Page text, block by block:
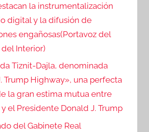
la instrumentalización
digital y la difusión de
engañosas(Portavoz del
Interior)
Tiznit-Dajla, denominada
Trump Highway», una perfecta
la gran estima mutua entre
y el Presidente Donald J. Trump
del Gabinete Real